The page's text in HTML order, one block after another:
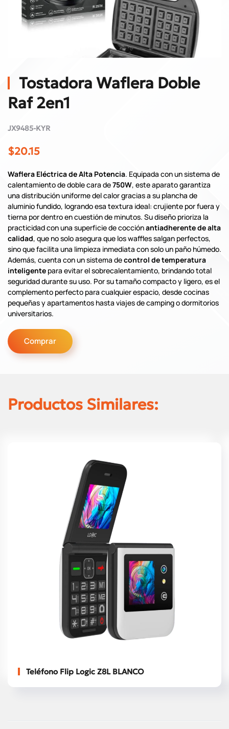
Tostadora Waflera Doble
Raf 2en1
JX9485-KYR
$20.15
Waflera Eléctrica de Alta Potencia. Equipada con un sistema de
calentamiento de doble cara de750W, este aparato garantiza
una distribución uniforme del calor gracias a su plancha de
aluminio fundido, logrando esa textura ideal: crujiente por fuera y
tierna por dentro en cuestión de minutos. Su diseño prioriza la
practicidad con una superficie de cocciónantiadherente de alta
calidad, que no solo asegura que los waffles salgan perfectos,
sino que facilita una limpieza inmediata con solo un paño húmedo.
Además, cuenta con un sistema decontrol de temperatura
inteligente para evitar el sobrecalentamiento, brindando total
seguridad durante su uso. Por su tamaño compacto y ligero, es el
complemento perfecto para cualquier espacio, desde cocinas
pequeñas y apartamentos hasta viajes de camping o dormitorios
universitarios.
Comprar
Productos Similares:
Teléfono Flip Logic Z8L BLANCO